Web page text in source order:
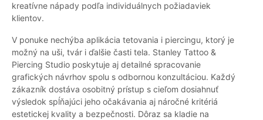
kreatívne nápady podľa individuálnych požiadaviek
klientov.
V ponuke nechýba aplikácia tetovania i piercingu, ktorý je
možný na uši, tvár i ďalšie časti tela. Stanley Tattoo &
Piercing Studio poskytuje aj detailné spracovanie
grafických návrhov spolu s odbornou konzultáciou. Každý
zákazník dostáva osobitný prístup s cieľom dosiahnuť
výsledok spĺňajúci jeho očakávania aj náročné kritériá
estetickej kvality a bezpečnosti. Dôraz sa kladie na